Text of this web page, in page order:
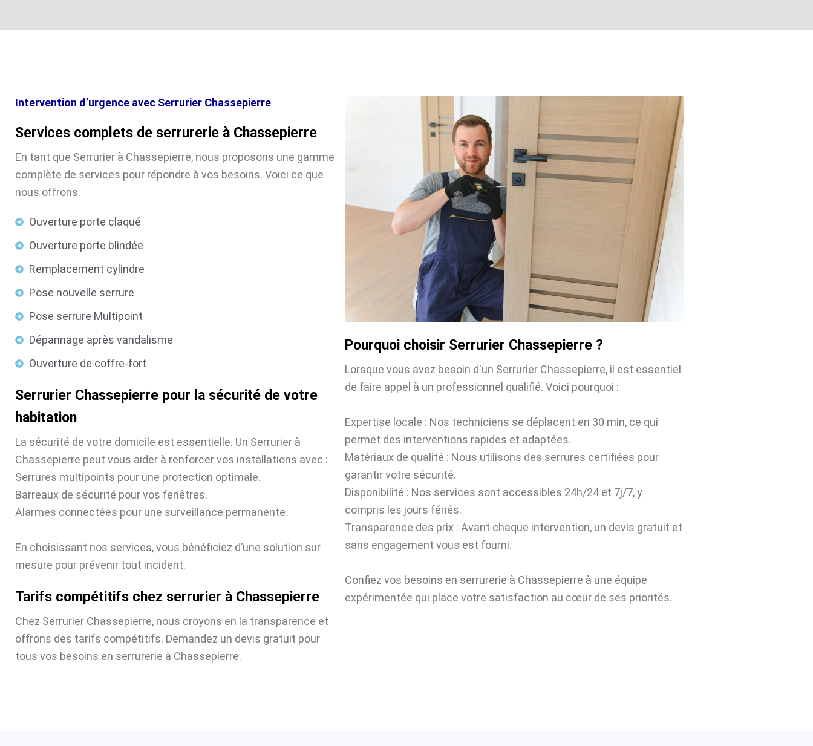
Intervention d’urgence avec Serrurier Chassepierre
Services complets de serrurerie à Chassepierre
En tant que Serrurier à Chassepierre, nous proposons une gamme
complète de services pour répondre à vos besoins. Voici ce que
nous offrons.
Ouverture porte claqué
Ouverture porte blindée
Remplacement cylindre
Pose nouvelle serrure
Pose serrure Multipoint
Dépannage après vandalisme
Ouverture de coffre-fort
Serrurier Chassepierre pour la sécurité de votre
habitation
La sécurité de votre domicile est essentielle. Un Serrurier à
Chassepierre peut vous aider à renforcer vos installations avec :
Serrures multipoints pour une protection optimale.
Barreaux de sécurité pour vos fenêtres.
Alarmes connectées pour une surveillance permanente.
En choisissant nos services, vous bénéficiez d’une solution sur
mesure pour prévenir tout incident.
Tarifs compétitifs chez serrurier à Chassepierre
Chez Serrurier Chassepierre, nous croyons en la transparence et
offrons des tarifs compétitifs. Demandez un devis gratuit pour
tous vos besoins en serrurerie à Chassepierre.
Pourquoi choisir Serrurier Chassepierre ?
Lorsque vous avez besoin d'un Serrurier Chassepierre, il est essentiel
de faire appel à un professionnel qualifié. Voici pourquoi :
Expertise locale : Nos techniciens se déplacent en 30 min, ce qui
permet des interventions rapides et adaptées.
Matériaux de qualité : Nous utilisons des serrures certifiées pour
garantir votre sécurité.
Disponibilité : Nos services sont accessibles 24h/24 et 7j/7, y
compris les jours fériés.
Transparence des prix : Avant chaque intervention, un devis gratuit et
sans engagement vous est fourni.
Confiez vos besoins en serrurerie à Chassepierre à une équipe
expérimentée qui place votre satisfaction au cœur de ses priorités.